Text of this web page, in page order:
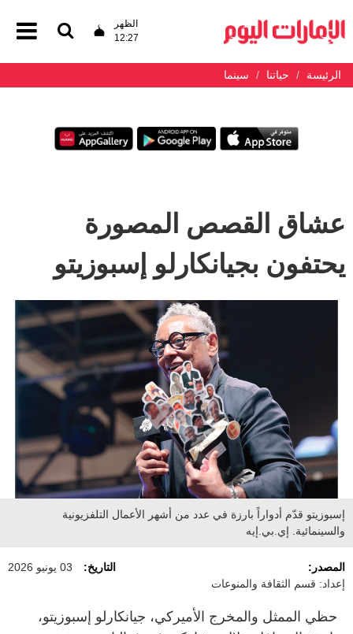
الظهر
12:27
الرئيسة حياتنا سينما
عشاق القصص المصورة
يحتفون بجيانكارلو إسبوزيتو
إسبوزيتو قدّم أدواراً بارزة في عدد من أشهر الأعمال التلفزيونية
والسينمائية. إي.بي.إيه
المصدر:
إعداد: قسم الثقافة والمنوعات
التاريخ: 03 يونيو 2026
حظي الممثل والمخرج الأميركي، جيانكارلو إسبوزيتو،